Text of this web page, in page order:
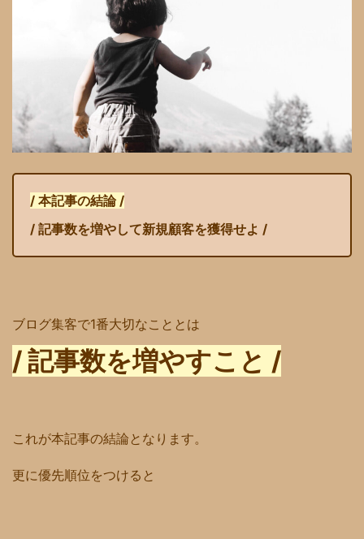
/ 本記事の結論 /
/ 記事数を増やして新規顧客を獲得せよ /
ブログ集客で1番大切なこととは
/ 記事数を増やすこと /
これが本記事の結論となります。
更に優先順位をつけると